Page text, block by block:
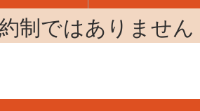
制ではありません